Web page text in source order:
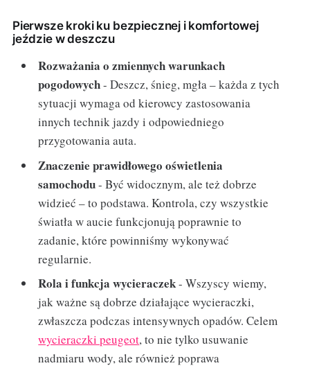
Pierwsze kroki ku bezpiecznej i komfortowej
jeździe w deszczu
Rozważania o zmiennych warunkach
pogodowych- Deszcz, śnieg, mgła – każda z tych
sytuacji wymaga od kierowcy zastosowania
innych technik jazdy i odpowiedniego
przygotowania auta.
Znaczenie prawidłowego oświetlenia
samochodu- Być widocznym, ale też dobrze
widzieć – to podstawa. Kontrola, czy wszystkie
światła w aucie funkcjonują poprawnie to
zadanie, które powinniśmy wykonywać
regularnie.
Rola i funkcja wycieraczek- Wszyscy wiemy,
jak ważne są dobrze działające wycieraczki,
zwłaszcza podczas intensywnych opadów. Celem
wycieraczki peugeot, to nie tylko usuwanie
nadmiaru wody, ale również poprawa